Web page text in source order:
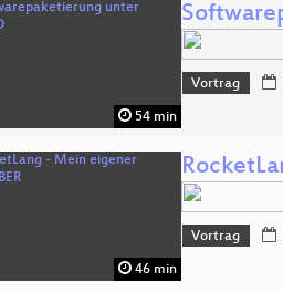
54 min
Vortrag
46 min
Vortrag